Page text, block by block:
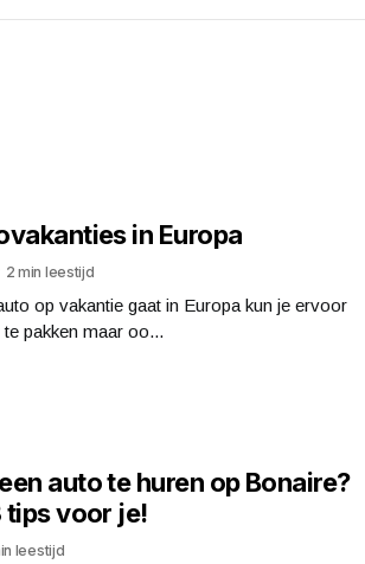
in Europa
2 min leestijd
op vakantie gaat in Europa kun je ervoor
pakken maar oo...
auto te huren op Bonaire?
tips voor je!
leestijd